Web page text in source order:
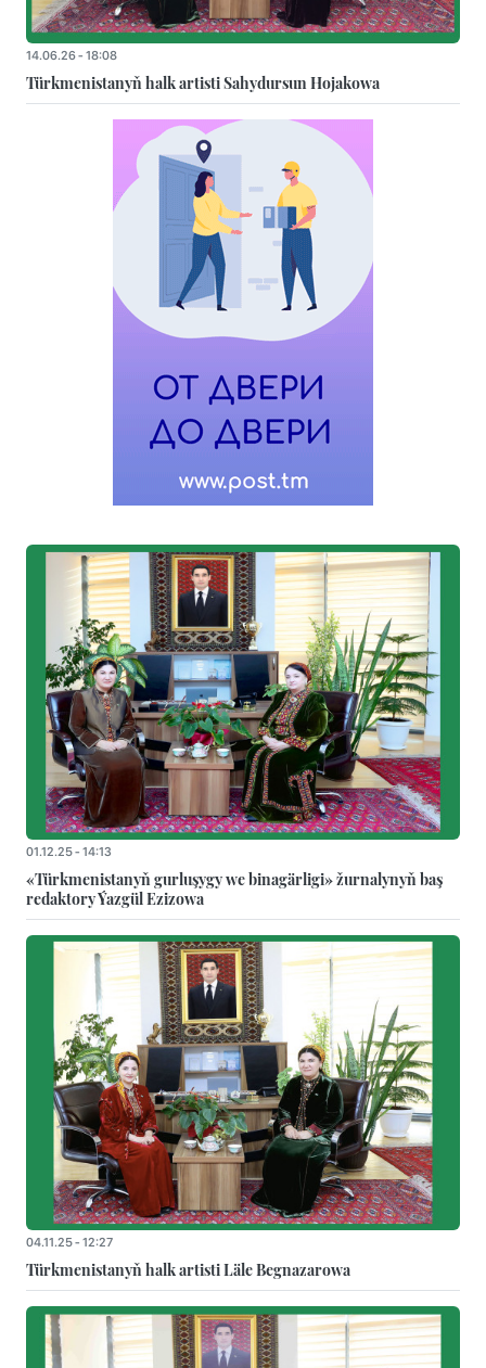
14.06.26 - 18:08
Türkmenistanyň halk artisti Sahydursun Hojakowa
01.12.25 - 14:13
«Türkmenistanyň gurluşygy we binagärligi» žurnalynyň baş
redaktory Ýazgül Ezizowa
04.11.25 - 12:27
Türkmenistanyň halk artisti Läle Begnazarowa